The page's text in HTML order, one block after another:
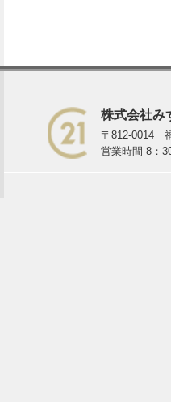
株式会社
〒812-0014
営業時間 8：